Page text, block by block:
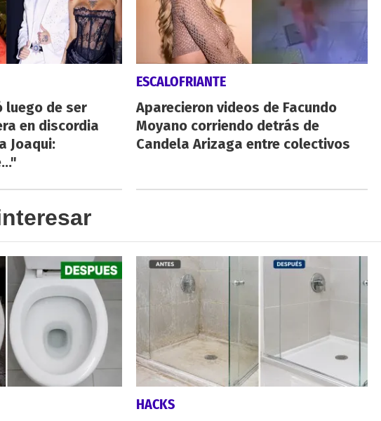
luego de ser
en discordia
Joaqui:
ESCALOFRIANTE
Aparecieron videos de Facundo
Moyano corriendo detrás de
Candela Arizaga entre colectivos
HACKS